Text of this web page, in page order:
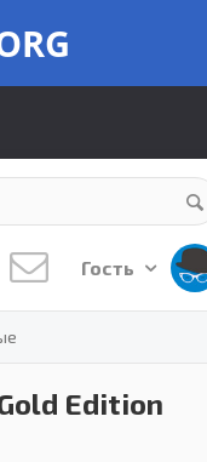
Гость
Edition